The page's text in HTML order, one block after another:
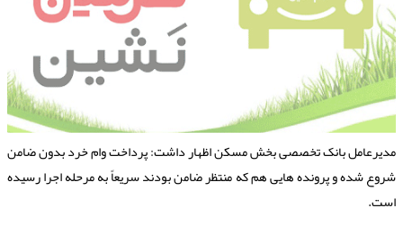
بانک تخصصی بخش مسکن اظهار داشت: پرداخت وام خرد بدون ضامن
شده و پرونده هایی هم که منتظر ضامن بودند سریعاً به مرحله اجرا رسیده